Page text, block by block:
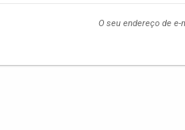
O seu endereço de